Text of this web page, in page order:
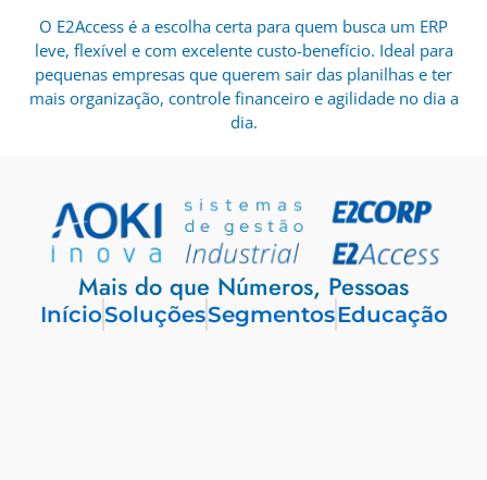
O E2Access é a escolha certa para quem busca um ERP
leve, flexível e com excelente custo-benefício. Ideal para
pequenas empresas que querem sair das planilhas e ter
mais organização, controle financeiro e agilidade no dia a
dia.
Mais do que Números, Pessoas
InícioSoluçõesSegmentosEducação